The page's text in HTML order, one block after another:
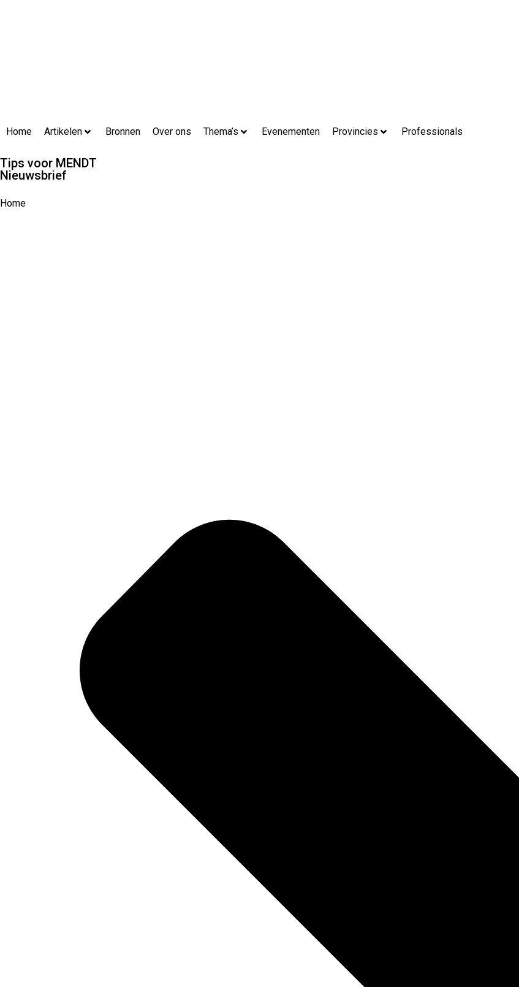
Home Artikelen Bronnen Over ons Thema’s Evenementen Provincies Professionals
Tips voor MENDT
Nieuwsbrief
Home